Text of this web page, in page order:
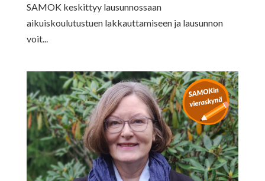
SAMOK keskittyy lausunnossaan
aikuiskoulutustuen lakkauttamiseen ja lausunnon
voit...